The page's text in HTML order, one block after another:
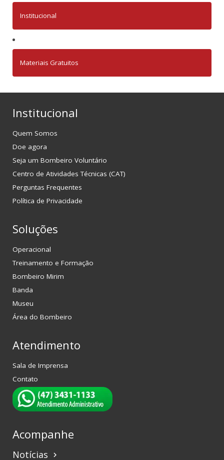
Institucional
Materiais Gratuitos
Institucional
Quem Somos
Doe agora
Seja um Bombeiro Voluntário
Centro de Atividades Técnicas (CAT)
Perguntas Frequentes
Política de Privacidade
Soluções
Operacional
Treinamento e Formação
Bombeiro Mirim
Banda
Museu
Área do Bombeiro
Atendimento
Sala de Imprensa
Contato
Acompanhe
Notícias keyboard_arrow_right